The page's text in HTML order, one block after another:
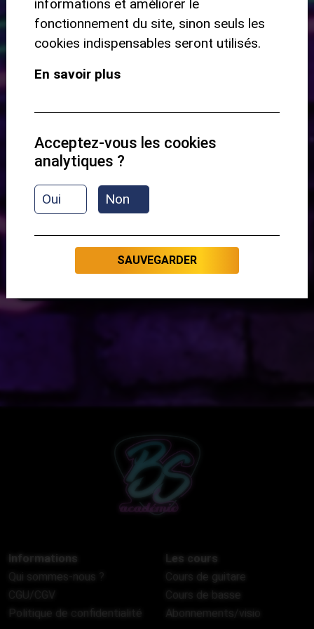
Débutant
Aperçu du contenu :
Présentation
Cadd2
A
informations et améliorer le
fonctionnement du site, sinon seuls les
cookies indispensables seront utilisés.
En savoir plus
Oui Non
Acceptez-vous les cookies
analytiques ?
SAUVEGARDER
Informations
Qui sommes-nous ?
CGU/CGV
Politique de confidentialité
Les cours
Cours de guitare
Cours de basse
Abonnements/visio